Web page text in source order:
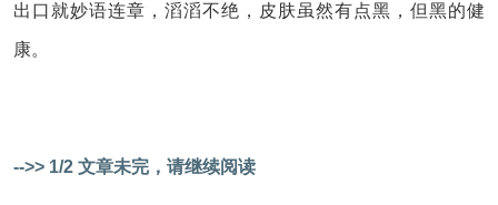
出口就妙语连章，滔滔不绝，皮肤虽然有点黑，但黑的健
康。
-->> 1/2 文章未完，请继续阅读